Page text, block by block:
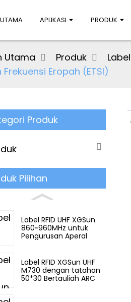
APLIKASI PRODUK
Utama Produk
Frekuensi Eropah (ETSI)
Produk
Pilihan
Label RFID UHF XGSun
860~960MHz untuk
Pengurusan Aperal
Label RFID XGSun UHF
M730 dengan tatahan
50*30 Bertauliah ARC